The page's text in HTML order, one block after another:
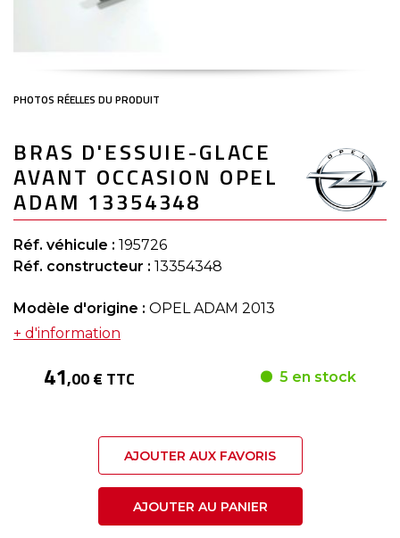
to
the
beginning
of
the
images
gallery
BRAS D'ESSUIE-GLACE
AVANT OCCASION OPEL
ADAM 13354348
Réf. véhicule : 195726
Réf. constructeur : 13354348
Modèle d'origine : OPEL ADAM 2013
+ d'information
41,00 € TTC 5 en stock
AJOUTER AUX FAVORIS
AJOUTER AU PANIER